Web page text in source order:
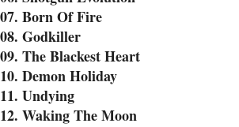
07. Born Of Fire
08. Godkiller
09. The Blackest Heart
10. Demon Holiday
11. Undying
12. Waking The Moon